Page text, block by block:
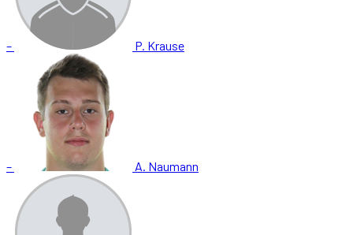
– P. Krause
– A. Naumann